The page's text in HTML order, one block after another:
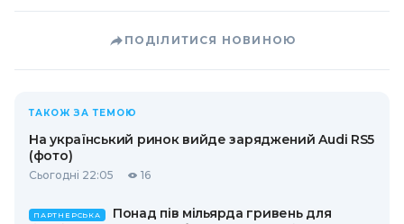
ПОДІЛИТИСЯ НОВИНОЮ
ТАКОЖ ЗА ТЕМОЮ
На український ринок вийде заряджений Audi RS5
(фото)
Сьогодні 22:05 16
ПАРТНЕРСЬКА
Понад пів мільярда гривень для